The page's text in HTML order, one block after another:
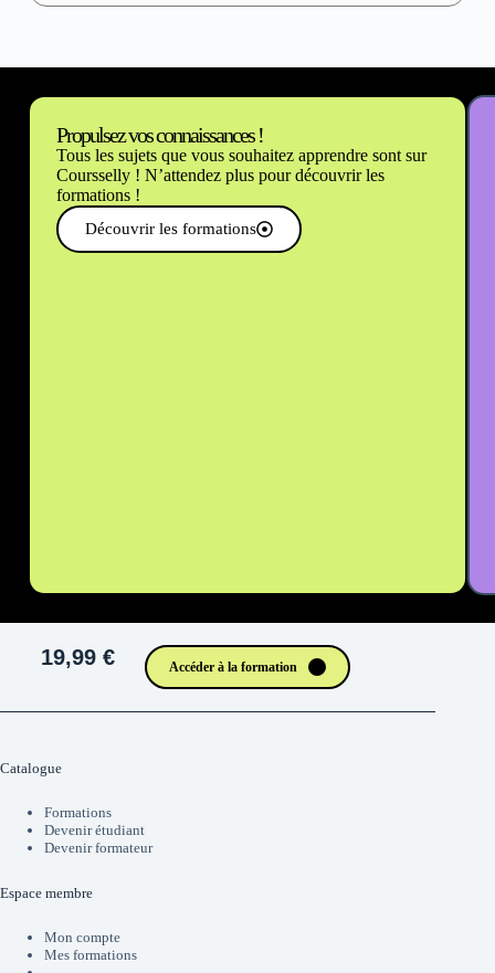
Propulsez vos connaissances !
Tous les sujets que vous souhaitez apprendre sont sur
Coursselly ! N’attendez plus pour découvrir les
formations !
Découvrir les formations
19,99 € Accéder à la formation
Catalogue
Formations
Devenir étudiant
Devenir formateur
Espace membre
Mon compte
Mes formations